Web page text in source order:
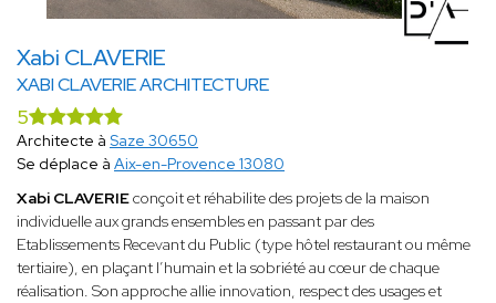
Xabi CLAVERIE
XABI CLAVERIE ARCHITECTURE
5
Architecte à Saze 30650
Se déplace à Aix-en-Provence 13080
Xabi CLAVERIEconçoit et réhabilite des projets de la maison
individuelle aux grands ensembles en passant par des
Etablissements Recevant du Public (type hôtel restaurant ou même
tertiaire), en plaçant l’humain et la sobriété au cœur de chaque
réalisation. Son approche allie innovation, respect des usages et